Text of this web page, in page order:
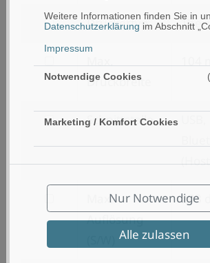
Weitere Informationen finden Sie in
Datenschutzerklärung im Abschnitt
Impressum
Notwendige Cookies
Marketing / Komfort Cookies
Nur Notwendige
Alle zulassen
Druckerart
filtern
nach
Druckertyp
Druckertyp
nach
Druckbreite
Druckbreite
filtern
Schnittstelle
Schnittstelle
nach
Max.
Auflösung
203